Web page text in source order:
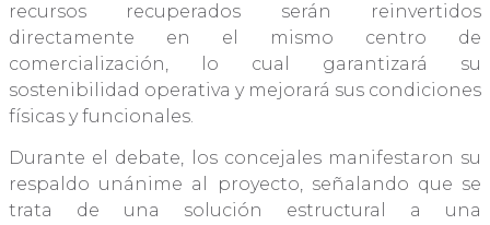
recursos recuperados serán reinvertidos
directamente en el mismo centro de
comercialización, lo cual garantizará su
sostenibilidad operativa y mejorará sus condiciones
físicas y funcionales.
Durante el debate, los concejales manifestaron su
respaldo unánime al proyecto, señalando que se
trata de una solución estructural a una